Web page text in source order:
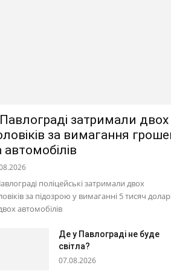
затримали двох
за вимагання
автомобілів
поліцейські затримали двох
за підозрою у вимаганні 5 тисяч
автомобілів
Де у Павлограді не буде
світла?
07.08.2026